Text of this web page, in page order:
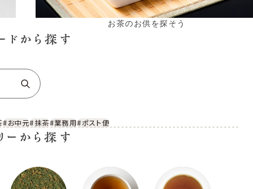
お茶のお供を探そう
ドから探す
#お中元#抹茶#業務用#ポスト便
ーから探す